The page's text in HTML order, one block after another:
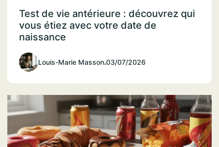
Test de vie antérieure : découvrez qui
vous étiez avec votre date de
naissance
Louis-Marie Masson.03/07/2026